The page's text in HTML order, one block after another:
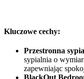
Kluczowe cechy:
Przestronna
sypialnia o
zapewniając
BlackOut